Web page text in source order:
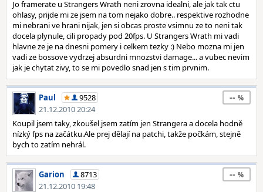
Jo framerate u Strangers Wrath neni zrovna idealni, ale jak tak ctu
ohlasy, prijde mi ze jsem na tom nejako dobre.. respektive rozhodne
mi nebrani ve hrani nijak, jen si obcas proste vsimnu ze to neni tak
docela plynule, cili propady pod 20fps. U Strangers Wrath mi vadi
hlavne ze je na dnesni pomery i celkem tezky :) Nebo mozna mi jen
vadi ze bossove vydrzej absurdni mnozstvi damage... a vubec nevim
jak je chytat zivy, to se mi povedlo snad jen s tim prvnim.
Paul
9528
21.12.2010 20:24
--
Koupil jsem taky, zkoušel jsem zatím jen Strangera a docela hodně
nízký fps na začátku.Ale prej dělají na patchi, takže počkám, stejně
bych to zatím nehrál.
Garion
8713
21.12.2010 19:48
--